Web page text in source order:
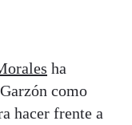
ha
como
hacer frente a